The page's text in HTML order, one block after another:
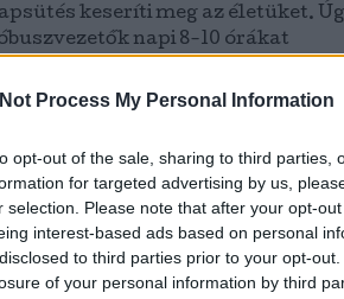
Process My Personal Information
opt-out of the sale, sharing to third parties,
for targeted advertising by us,
selection. Please note that after your opt-
interest-based ads based on personal
to third parties prior to your opt-
of your personal information by third
keseríti meg az életüket.
napi 8-10 órákat
vezetniük kell.
és rendkívül megterhelő
szeme. Hiszen az
egészen közelre kell
ha el akarják olvasni a